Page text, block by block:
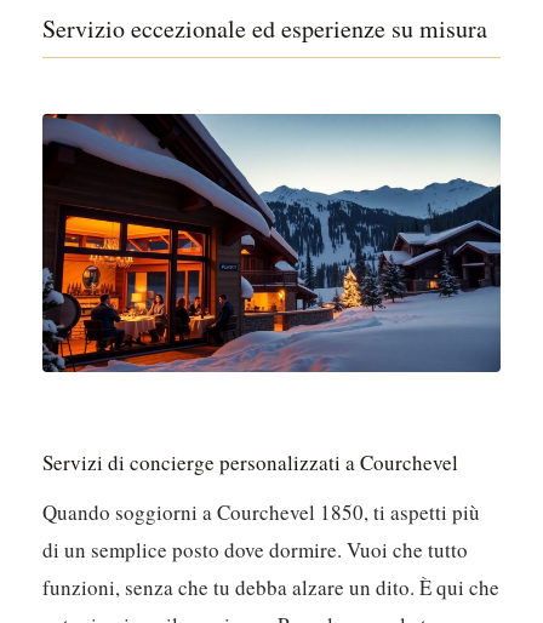
Servizio eccezionale ed esperienze su misura
Servizi di concierge personalizzati a Courchevel
Quando soggiorni a Courchevel 1850, ti aspetti più
di un semplice posto dove dormire. Vuoi che tutto
funzioni, senza che tu debba alzare un dito. È qui che